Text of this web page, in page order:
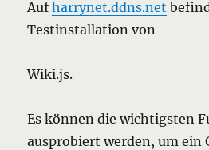
Aufharrynet.ddns.net
Testinstallation von
Wiki.js.
Es können die wichtigsten
ausprobiert werden, um ein